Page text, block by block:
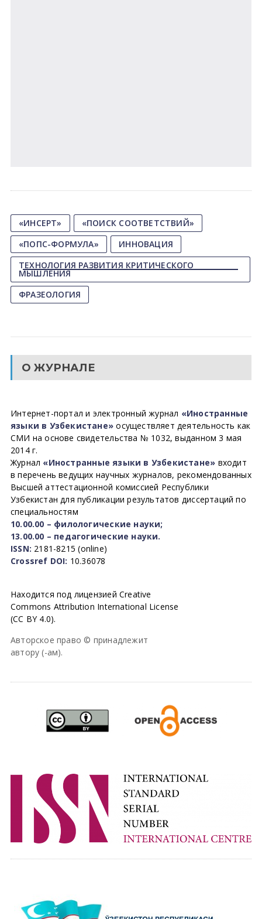
«ИНСЕРТ»
«ПОИСК СООТВЕТСТВИЙ»
«ПОПС-ФОРМУЛА»
ИННОВАЦИЯ
ТЕХНОЛОГИЯ РАЗВИТИЯ КРИТИЧЕСКОГО
МЫШЛЕНИЯ
ФРАЗЕОЛОГИЯ
О ЖУРНАЛЕ
Интернет-портал и электронный журнал «Иностранные
языки в Узбекистане» осуществляет деятельность как
СМИ на основе свидетельства № 1032, выданном 3 мая
2014 г.
Журнал «Иностранные языки в Узбекистане» входит
в перечень ведущих научных журналов, рекомендованных
Высшей аттестационной комиссией Республики
Узбекистан для публикации результатов диссертаций по
специальностям
10.00.00 – филологические науки;
13.00.00 – педагогические науки.
ISSN: 2181-8215 (online)
Crossref DOI: 10.36078
Находится под лицензией Creative
Commons Attribution International License
(CC BY 4.0).
Авторское право © принадлежит
автору (-ам).